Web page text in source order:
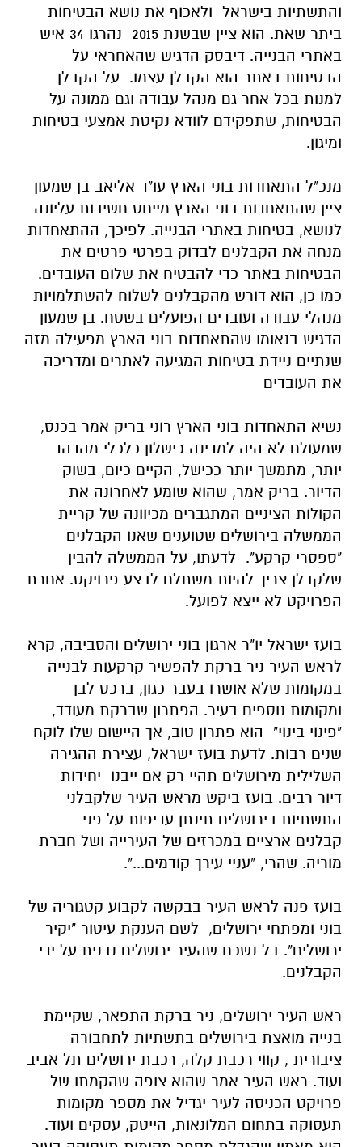
והתשתיות בישראל ולאכוף את נושא הבטיחות
ביתר שאת.
הוא ציין שבשנת 2015 נהרגו 34 איש
באתרי הבנייה. דיבסק הדגיש שהאחראי על
הבטיחות באתר הוא הקבלן עצמו. על הקבלן
למנות בכל אחר גם מנהל עבודה וגם ממונה על
הבטיחות, שתפקידם לוודא נקיטת אמצעי בטיחות
ומיגון.
מנכ"ל התאחדות בוני הארץ עו"ד אליאב בן שמעון
ציין שהתאחדות בוני הארץ מייחס חשיבות עליונה
לנושא, בטיחות באתרי הבנייה. לפיכך, ההתאחדות
מנחה את הקבלנים לבדוק בפרטי פרטים את
הבטיחות באתר כדי להבטיח את שלום העובדים.
כמו כן, הוא דורש מהקבלנים לשלוח להשתלמויות
מנהלי עבודה ועובדים הפועלים בשטח. בן שמעון
הדגיש בנאומו שהתאחדות בוני הארץ מפעילה מזה
שנתיים ניידת בטיחות המגיעה לאתרים ומדריכה
את העובדים
נשיא התאחדות בוני הארץ רוני בריק אמר בכנס,
שמעולם לא היה למדינה כישלון כלכלי מהדהד
יותר, מתמשך יותר ככישל, הקיים כיום, בשוק
הדיור. בריק אמר, שהוא שומע לאחרונה את
הקולות הציניים המתגברים מכיוונה של קריית
הממשלה בירושלים שטוענים שאנו הקבלנים
"ספסרי קרקע". לדעתו, על הממשלה להבין
שלקבלן צריך להיות משתלם לבצע פרויקט. אחרת
הפרויקט לא ייצא לפועל.
בועז ישראל יו"ר ארגון בוני ירושלים והסביבה, קרא
לראש העיר ניר ברקת להפשיר קרקעות לבנייה
במקומות שלא אושרו בעבר כגון, ברכס לבן
ומקומות נוספים בעיר. הפתרון שברקת מעודד,
"פינוי בינוי" הוא פתרון טוב, אך היישום שלו לוקח
שנים רבות. לדעת בועז ישראל, עצירת ההגירה
השלילית מירושלים תהיי רק אם ייבנו יחידות
דיור רבים. בועז ביקש מראש העיר שלקבלני
התשתיות בירושלים תינתן עדיפות על פני
קבלנים ארציים במכרזים של העירייה ושל חברת
מוריה. שהרי, "עניי עירך קודמים...".
בועז פנה לראש העיר בבקשה לקבוע קטגוריה של
בוני ומפתחי ירושלים, לשם הענקת עיטור "יקיר
ירושלים". בל נשכח שהעיר ירושלים נבנית על ידי
הקבלנים.
ראש העיר ירושלים, ניר ברקת התפאר, שקיימת
בנייה מואצת בירושלים בתשתיות לתחבורה
ציבורית , קווי רכבת קלה, רכבת ירושלים תל אביב
ועוד. ראש העיר אמר שהוא צופה שהקמתו של
פרויקט הכניסה לעיר יגדיל את מספר מקומות
תעסוקה בתחום המלונאות, הייטק, עסקים ועוד.